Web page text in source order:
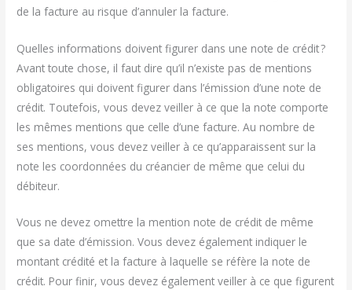
de la facture au risque d’annuler la facture.
Quelles informations doivent figurer dans une note de crédit ?
Avant toute chose, il faut dire qu’il n’existe pas de mentions
obligatoires qui doivent figurer dans l’émission d’une note de
crédit. Toutefois, vous devez veiller à ce que la note comporte
les mêmes mentions que celle d’une facture. Au nombre de
ses mentions, vous devez veiller à ce qu’apparaissent sur la
note les coordonnées du créancier de même que celui du
débiteur.
Vous ne devez omettre la mention note de crédit de même
que sa date d’émission. Vous devez également indiquer le
montant crédité et la facture à laquelle se réfère la note de
crédit. Pour finir, vous devez également veiller à ce que figurent